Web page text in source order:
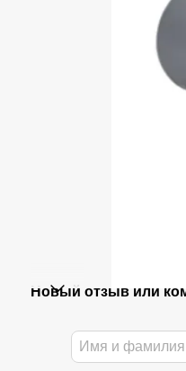
Новый отзыв или